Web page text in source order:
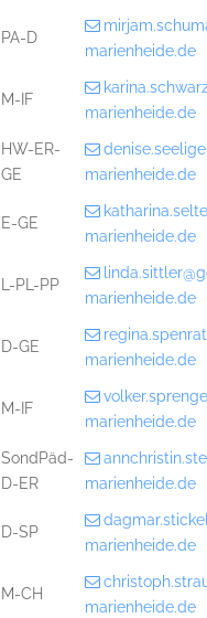
PA-D
marienheide.de
M-IF
marienheide.de
HW-ER-
GE
marienheide.de
E-GE
marienheide.de
L-PL-PP
marienheide.de
D-GE
marienheide.de
M-IF
marienheide.de
SondPäd-
D-ER
marienheide.de
D-SP
marienheide.de
M-CH
marienheide.de